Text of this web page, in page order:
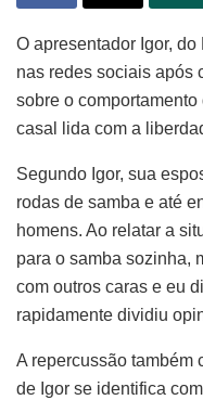
O apresentador Igor,
nas redes sociais após
sobre o
casal lida com a
Segundo Igor, sua
rodas de samba e até
homens. Ao relatar a
para o samba sozinha,
com outros caras e eu
rapidamente dividiu
A repercussão também
de Igor se identifica